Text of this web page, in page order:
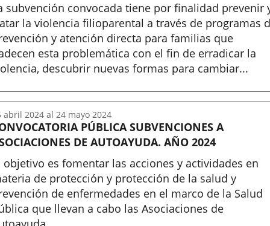
subvención convocada tiene por finalidad prevenir
la violencia filioparental a través de programas
y atención directa para familias que
esta problemática con el fin de erradicar la
descubrir nuevas formas para cambiar...
PÚBLICA SUBVENCIONES A
DE AUTOAYUDA. AÑO 2024
objetivo es fomentar las acciones y actividades en
de protección y protección de la salud y
de enfermedades en el marco de la Salud
que llevan a cabo las Asociaciones de
abril 2024 al 24 mayo 2024